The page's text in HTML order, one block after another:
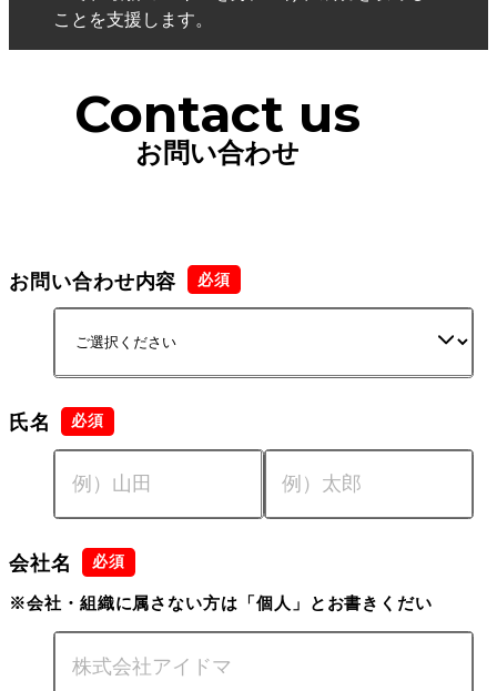
ことを支援します。
Contact us
お問い合わせ
お問い合わせ内容
氏名
会社名
※会社・組織に属さない方は「個人」とお書きくだい